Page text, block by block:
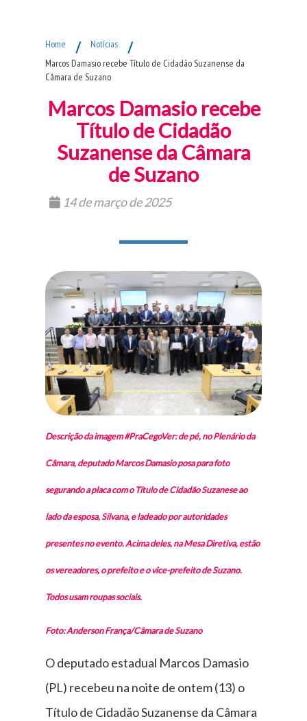
Home / Notícias /
Marcos Damasio recebe Título de Cidadão Suzanense da
Câmara de Suzano
Marcos Damasio recebe
Título de Cidadão
Suzanense da Câmara
de Suzano
14 de março de 2025
Descrição da imagem #PraCegoVer: de pé, no Plenário da
Câmara, deputado Marcos Damasio posa para foto
segurando a placa com o Título de Cidadão Suzanese ao
lado da esposa, Silvana, e ladeado por autoridades
presentes no evento. Acima deles, na Mesa Diretiva, estão
os vereadores, o prefeito e o vice-prefeito de Suzano.
Todos usam roupas sociais.
Foto: Anderson França/Câmara de Suzano
O deputado estadual Marcos Damasio
(PL) recebeu na noite de ontem (13) o
Título de Cidadão Suzanense da Câmara